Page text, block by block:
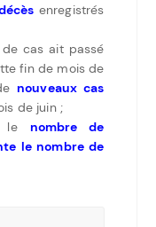
enregistrés
cas ait passé
fin de mois de
nouveaux cas
de juin ;
le nombre de
le nombre de